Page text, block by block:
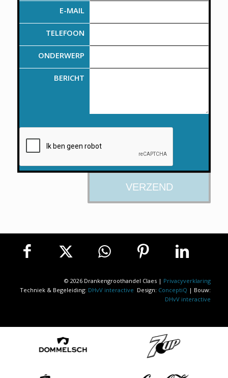
E-MAIL
TELEFOON
ONDERWERP
BERICHT
© 2026 Drankengroothandel Claes | Privacyverklaring
Techniek & Begeleiding: DHvV interactive Design: ConceptiQ | Bouw:
DHvV interactive